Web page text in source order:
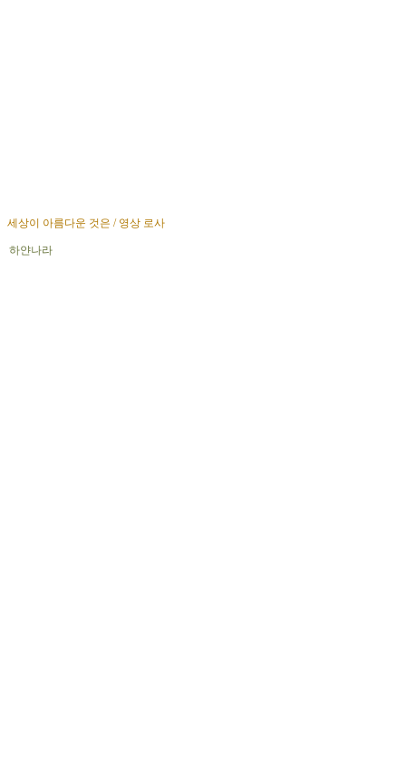
세상이 아름다운 것은 / 영상 로사
하얀나라